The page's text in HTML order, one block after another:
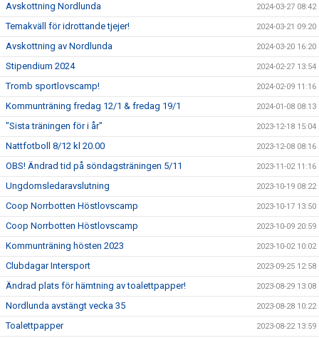
Avskottning Nordlunda 2024-03-27 08:42
Temakväll för idrottande tjejer! 2024-03-21 09:20
Avskottning av Nordlunda 2024-03-20 16:20
Stipendium 2024 2024-02-27 13:54
Tromb sportlovscamp! 2024-02-09 11:16
Kommunträning fredag 12/1 & fredag 19/1 2024-01-08 08:13
"Sista träningen för i år" 2023-12-18 15:04
Nattfotboll 8/12 kl 20.00 2023-12-08 08:16
OBS! Ändrad tid på söndagsträningen 5/11 2023-11-02 11:16
Ungdomsledaravslutning 2023-10-19 08:22
Coop Norrbotten Höstlovscamp 2023-10-17 13:50
Coop Norrbotten Höstlovscamp 2023-10-09 20:59
Kommunträning hösten 2023 2023-10-02 10:02
Clubdagar Intersport 2023-09-25 12:58
Ändrad plats för hämtning av toalettpapper! 2023-08-29 13:08
Nordlunda avstängt vecka 35 2023-08-28 10:22
Toalettpapper 2023-08-22 13:59